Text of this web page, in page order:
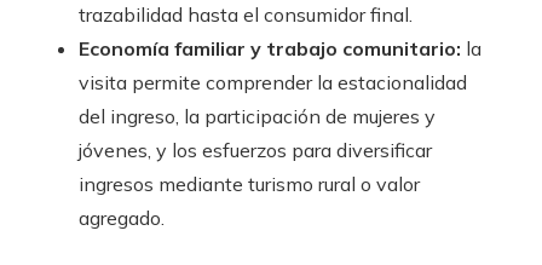
trazabilidad hasta el consumidor final.
Economía familiar y trabajo comunitario: la
visita permite comprender la estacionalidad
del ingreso, la participación de mujeres y
jóvenes, y los esfuerzos para diversificar
ingresos mediante turismo rural o valor
agregado.